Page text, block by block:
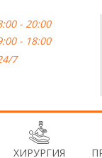
- 20:00
- 18:00
7
ХИРУРГИЯ